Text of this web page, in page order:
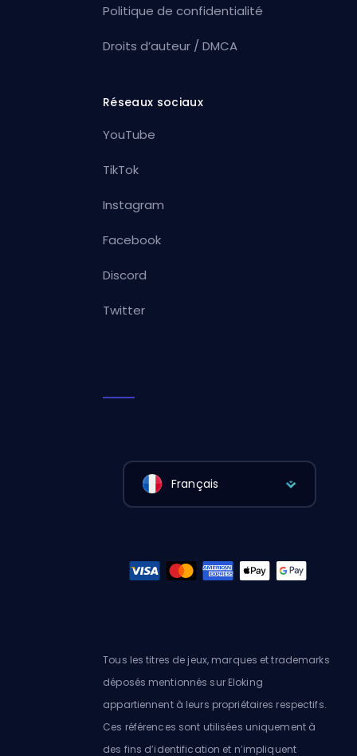
Politique de confidentialité
Droits d’auteur / DMCA
Réseaux sociaux
YouTube
TikTok
Instagram
Facebook
Discord
Twitter
Français
Tous les titres de jeux, marques et trademarks
déposés mentionnés sur Eloking
appartiennent à leurs propriétaires respectifs.
Ces références sont utilisées uniquement à
des fins d’identification et n’impliquent